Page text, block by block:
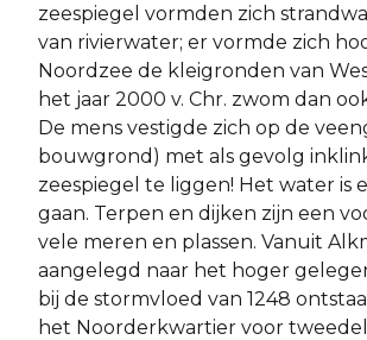
zeespiegel​ ​vormden​ ​zich​
van​ ​rivierwater;​ er​ ​vormde​ ​zich​
Noordzee​ ​de​ ​kleigronden​ ​van​
het​ ​jaar​ ​2000​ ​v.​ ​Chr.​ ​zwom​ ​dan​
De​ ​mens​ ​vestigde​ ​zich​ ​op​ ​de​
bouwgrond)​ ​met​ ​als​ ​gevolg​
zeespiegel​ ​te​ ​liggen!​ ​Het​ ​water​
gaan.​ ​Terpen​ ​en​ ​dijken​ ​zijn​ ​een​
vele​ ​meren​ ​en​ ​plassen. Vanuit​
aangelegd​ ​naar​ ​het hoger​
bij​ ​de stormvloed​ ​van​ ​1248​
het​ ​Noorderkwartier​ ​voor​